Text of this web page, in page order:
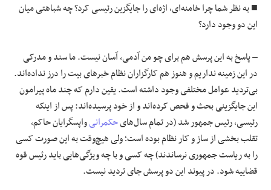
■ به نظر شما چرا خامنه‌ای، اژه‌ای را جایگزین رئیسی کرد؟ چه شباهتی میان
این دو وجود دارد؟
– پاسخ به این پرسش هم برای چو من آدمی، آسان نیست. ما سند و مدرکی
در این زمینه نداریم و هنوز هم کارگزاران نظام خبرهای بیت را درز نداده‌اند.
بی‌تردید عوامل مختلفی وجود داشته است. یقین دارم که چند ماه پیرامون
این جایگزینی بحث و فحص کرده‌اند و از خود پرسیده‌اند: پس از اینکه
رئیسی، رئیس جمهور شد (در تمام سال‌هایحکمرانیواپسگرایان حاکم،
تقلب بخشی از ساز و کار نظام بوده است؛ ولی هیچ‌وقت به این صورت کسی
را به ریاست جمهوری نرساندند) چه کسی و با چه ویژگی‌هایی باید رئیس قوه‌
قضاییه شود. در پیوند این دو پرسش جای تردید نیست.